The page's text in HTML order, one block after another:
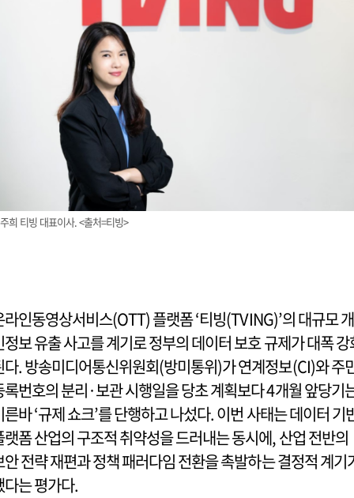
희 티빙 대표이사. <출처=티빙>
라인동영상서비스(OTT) 플랫폼 ‘티빙(TVING)’의 대규모 개
정보 유출 사고를 계기로 정부의 데이터 보호 규제가 대폭 강
다. 방송미디어통신위원회(방미통위)가 연계정보(CI)와 주
록번호의 분리·보관 시행일을 당초 계획보다 4개월 앞당기
른바 ‘규제 쇼크’를 단행하고 나섰다. 이번 사태는 데이터 기
랫폼 산업의 구조적 취약성을 드러내는 동시에, 산업 전반의
안 전략 재편과 정책 패러다임 전환을 촉발하는 결정적 계기
다는 평가다.